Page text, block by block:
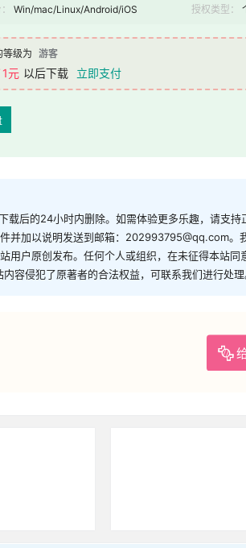
Win/mac/Linux/Android/iOS 授权类型：
等级为 游客
1元 以后下载 立即支付
后的24小时内删除。如需体验更多乐趣，请支持
并加以说明发送到邮箱：202993795@qq.com。
用户原创发布。任何个人或组织，在未征得本站
容侵犯了原著者的合法权益，可联系我们进行处理